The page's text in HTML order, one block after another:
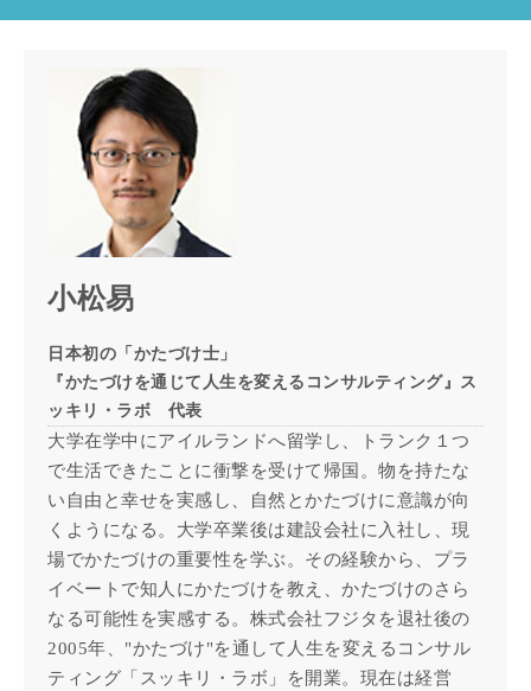
小松易
日本初の「かたづけ士」
『かたづけを通じて人生を変えるコンサルティング』ス
ッキリ・ラボ 代表
大学在学中にアイルランドへ留学し、トランク１つ
で生活できたことに衝撃を受けて帰国。物を持たな
い自由と幸せを実感し、自然とかたづけに意識が向
くようになる。大学卒業後は建設会社に入社し、現
場でかたづけの重要性を学ぶ。その経験から、プラ
イベートで知人にかたづけを教え、かたづけのさら
なる可能性を実感する。株式会社フジタを退社後の
2005年、"かたづけ"を通して人生を変えるコンサル
ティング「スッキリ・ラボ」を開業。現在は経営